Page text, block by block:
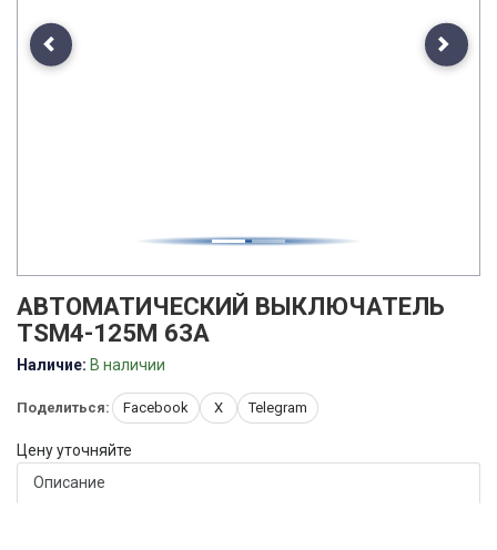
Previous Next
АВТОМАТИЧЕСКИЙ ВЫКЛЮЧАТЕЛЬ
TSM4-125M 63A
Наличие: В наличии
Поделиться: Facebook X Telegram
Цену уточняйте
Описание